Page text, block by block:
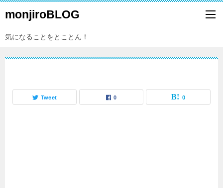
monjiroBLOG
気になることをとことん！
Tweet 0 0